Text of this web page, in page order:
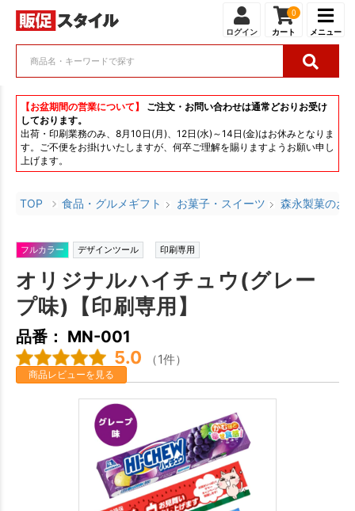
ログイン
0
カート メニュー
【お盆期間の営業について】
ご注文・お問い合わせは通常どおりお受け
しております。
出荷・印刷業務のみ、8月10日(月)、12日(水)～14日(金)はお休みとなりま
す。ご不便をお掛けいたしますが、何卒ご理解を賜りますようお願い申し
上げます。
TOP 食品・グルメギフト お菓子・スイーツ 森永製菓のお
フルカラー デザインツール 印刷専用
オリジナルハイチュウ(グレー
プ味)【印刷専用】
品番： MN-001
5.0 （1件）
商品レビューを見る